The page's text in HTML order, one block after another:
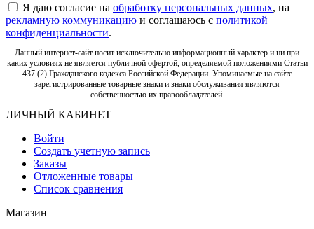
Я даю согласие на обработку персональных данных, на
рекламную коммуникацию и соглашаюсь с политикой
конфиденциальности.
Данный интернет-сайт носит исключительно информационный характер и ни при
каких условиях не является публичной офертой, определяемой положениями Статьи
437 (2) Гражданского кодекса Российской Федерации. Упоминаемые на сайте
зарегистрированные товарные знаки и знаки обслуживания являются
собственностью их правообладателей.
ЛИЧНЫЙ КАБИНЕТ
Войти
Создать учетную запись
Заказы
Отложенные товары
Список сравнения
Магазин